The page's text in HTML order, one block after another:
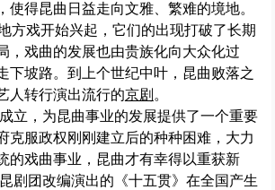
使得昆曲日益走向文雅、繁难的境地。
方戏开始兴起，它们的出现打破了长期
，戏曲的发展也由贵族化向大众化过
下坡路。到上个世纪中叶，昆曲败落之
人转行演出流行的京剧 。
立，为昆曲事业的发展提供了一个重要
克服政权刚刚建立后的种种困难，大力
的戏曲事业，昆曲才有幸得以重获新
剧团改编演出的《十五贯》在全国产生